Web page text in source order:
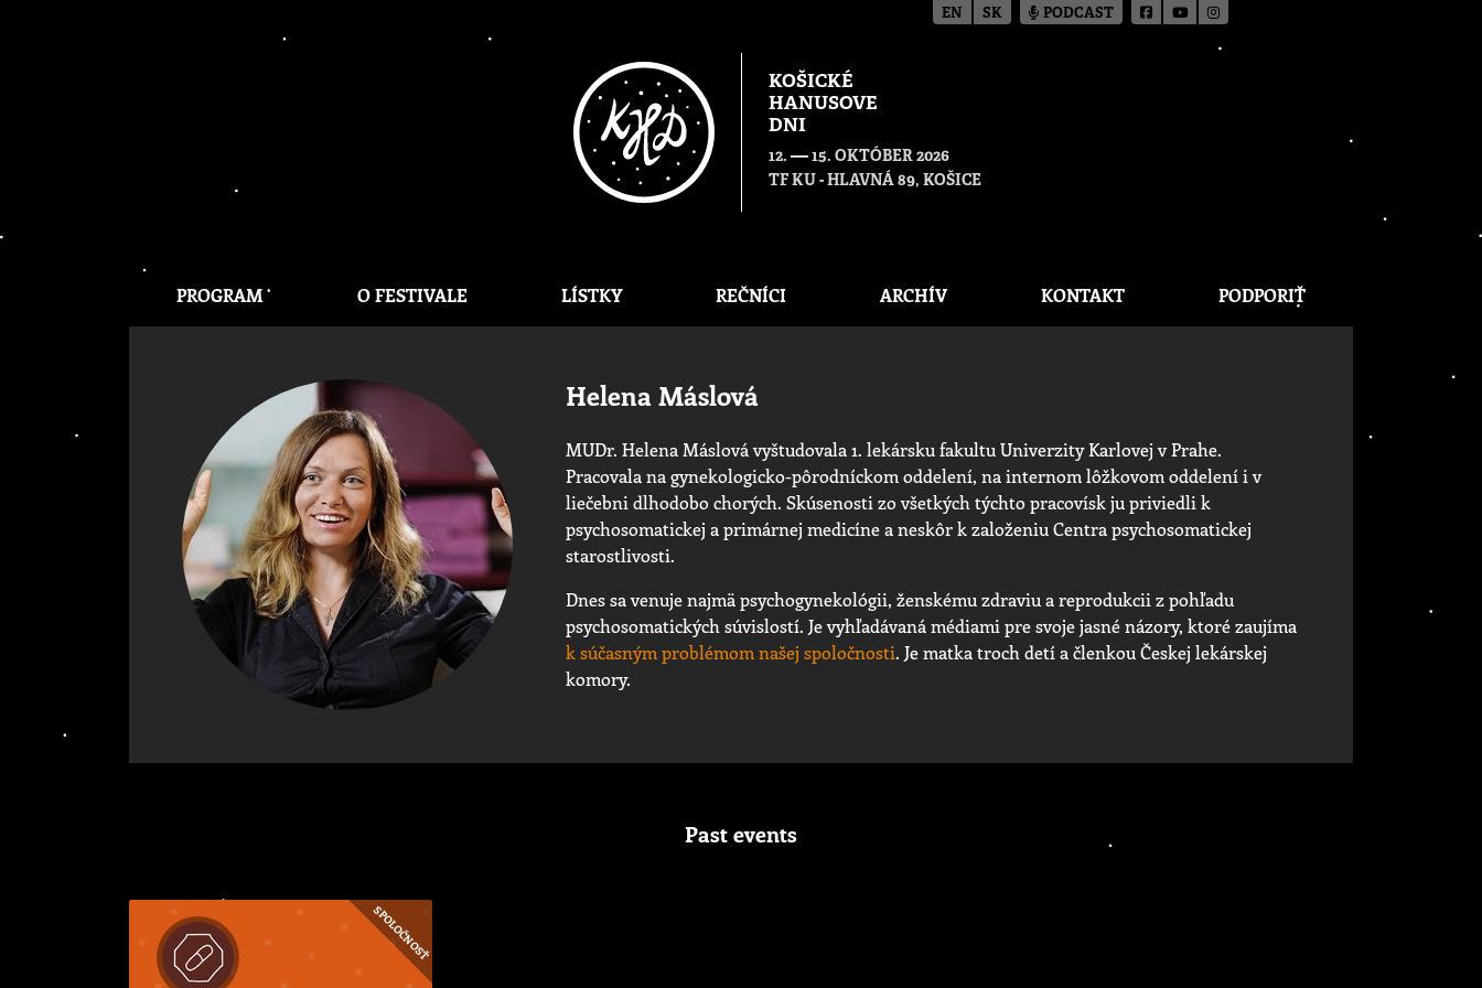
KOŠICKÉ
HANUSOVE
DNI
12. — 15. OKTÓBER 2026
TF KU - HLAVNÁ 89, KOŠICE
PROGRAM O FESTIVALE LÍSTKY REČNÍCI ARCHÍV KONTAKT PODPORIŤ
Helena Máslová
MUDr. Helena Máslová vyštudovala 1. lekársku fakultu Univerzity Karlovej v Prahe.
Pracovala na gynekologicko-pôrodníckom oddelení, na internom lôžkovom oddelení i v
liečebni dlhodobo chorých. Skúsenosti zo všetkých týchto pracovísk ju priviedli k
psychosomatickej a primárnej medicíne a neskôr k založeniu Centra psychosomatickej
starostlivosti.
Dnes sa venuje najmä psychogynekológii, ženskému zdraviu a reprodukcii z pohľadu
psychosomatických súvislostí. Je vyhľadávaná médiami pre svoje jasné názory, ktoré zaujíma
k súčasným problémom našej spoločnosti. Je matka troch detí a členkou Českej lekárskej
komory.
Past events
SPOLOČNOSŤ
EN SK PODCAST